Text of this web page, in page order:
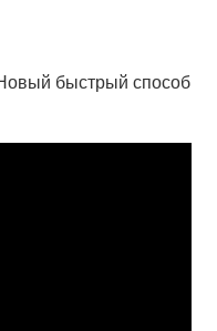
быстрый способ